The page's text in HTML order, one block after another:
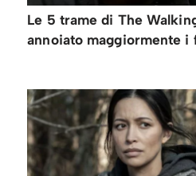
Le 5 trame di The
annoiato maggiormente i